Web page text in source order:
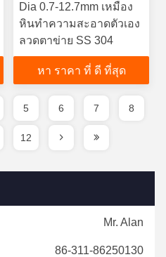
Dia 0.7-12.7mm เหมือง
หินทำความสะอาดตัวเอง
ลวดตาข่าย SS 304
หา ราคา ที่ ดี ที่สุด
5 6 7 8
12
Mr. Alan
86-311-86250130